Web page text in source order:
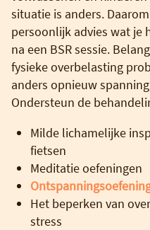
situatie is anders.
persoonlijk advies wat je
na een BSR sessie.
fysieke overbelasting
anders opnieuw
Ondersteun de
Milde lichamelijke
fietsen
Meditatie oefeningen
Het beperken van
stress